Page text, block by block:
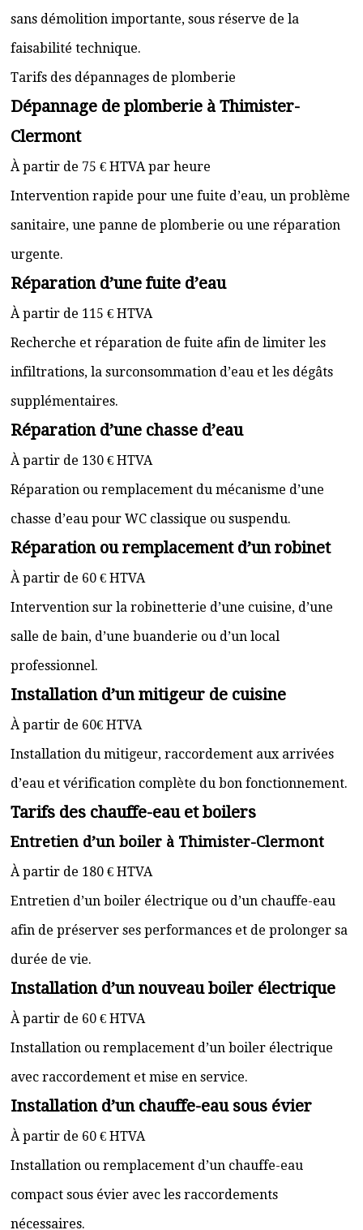
sans démolition importante, sous réserve de la
faisabilité technique.
Tarifs des dépannages de plomberie
Dépannage de plomberie à Thimister-
Clermont
À partir de 75 € HTVA par heure
Intervention rapide pour une fuite d’eau, un problème
sanitaire, une panne de plomberie ou une réparation
urgente.
Réparation d’une fuite d’eau
À partir de 115 € HTVA
Recherche et réparation de fuite afin de limiter les
infiltrations, la surconsommation d’eau et les dégâts
supplémentaires.
Réparation d’une chasse d’eau
À partir de 130 € HTVA
Réparation ou remplacement du mécanisme d’une
chasse d’eau pour WC classique ou suspendu.
Réparation ou remplacement d’un robinet
À partir de 60 € HTVA
Intervention sur la robinetterie d’une cuisine, d’une
salle de bain, d’une buanderie ou d’un local
professionnel.
Installation d’un mitigeur de cuisine
À partir de 60€ HTVA
Installation du mitigeur, raccordement aux arrivées
d’eau et vérification complète du bon fonctionnement.
Tarifs des chauffe-eau et boilers
Entretien d’un boiler à Thimister-Clermont
À partir de 180 € HTVA
Entretien d’un boiler électrique ou d’un chauffe-eau
afin de préserver ses performances et de prolonger sa
durée de vie.
Installation d’un nouveau boiler électrique
À partir de 60 € HTVA
Installation ou remplacement d’un boiler électrique
avec raccordement et mise en service.
Installation d’un chauffe-eau sous évier
À partir de 60 € HTVA
Installation ou remplacement d’un chauffe-eau
compact sous évier avec les raccordements
nécessaires.